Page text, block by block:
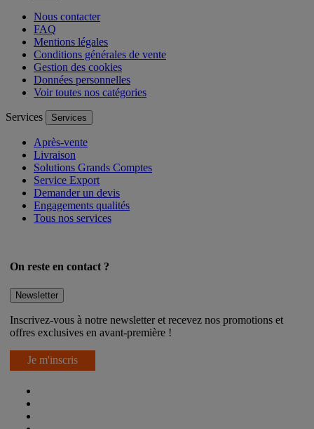
Nous contacter
FAQ
Mentions légales
Conditions générales de vente
Gestion des cookies
Données personnelles
Voir toutes nos catégories
Services Services
Après-vente
Livraison
Solutions Grands Comptes
Service Export
Demander un devis
Engagements qualités
Tous nos services
On reste en contact ?
Newsletter
Inscrivez-vous à notre newsletter et recevez nos promotions et
offres exclusives en avant-première !
Je m'inscris